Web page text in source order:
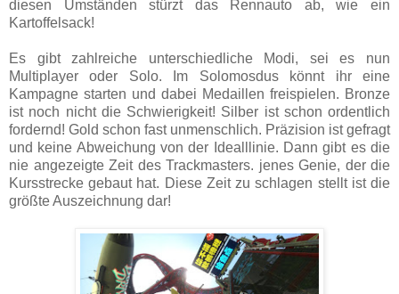
diesen Umständen stürzt das Rennauto ab, wie ein
Kartoffelsack!
Es gibt zahlreiche unterschiedliche Modi, sei es nun
Multiplayer oder Solo. Im Solomosdus könnt ihr eine
Kampagne starten und dabei Medaillen freispielen. Bronze
ist noch nicht die Schwierigkeit! Silber ist schon ordentlich
fordernd! Gold schon fast unmenschlich. Präzision ist gefragt
und keine Abweichung von der Idealllinie. Dann gibt es die
nie angezeigte Zeit des Trackmasters. jenes Genie, der die
Kursstrecke gebaut hat. Diese Zeit zu schlagen stellt ist die
größte Auszeichnung dar!